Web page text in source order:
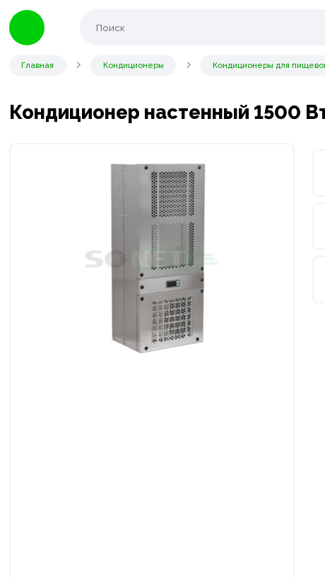
Главная Кондиционеры Кондиционеры для
Кондиционер настенный 1500